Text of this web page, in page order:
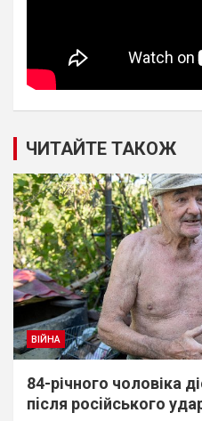
ЧИТАЙТЕ ТАКОЖ
ВІЙНА
84-річного чоловіка
пiсля росiйського